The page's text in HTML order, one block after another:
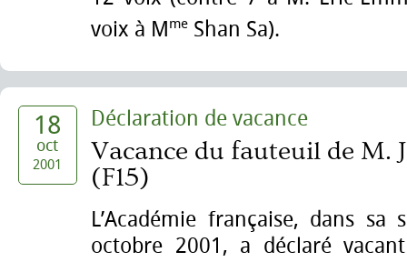
voix à Mme Shan Sa).
18
oct
2001
Déclaration de vacance
Vacance du fauteuil de M.
(F15)
L’Académie française, dans
octobre 2001, a déclaré